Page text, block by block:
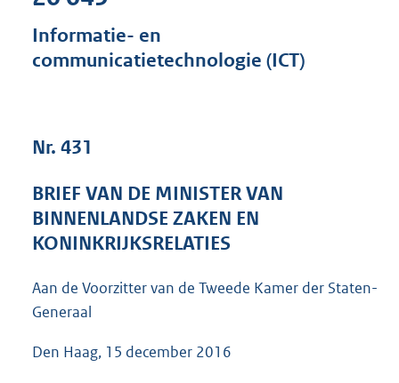
g
:
6
Informatie- en
communicatietechnologie (ICT)
Nr. 431
BRIEF VAN DE MINISTER VAN
BINNENLANDSE ZAKEN EN
KONINKRIJKSRELATIES
Aan de Voorzitter van de Tweede Kamer der Staten-
Generaal
Den Haag, 15 december 2016